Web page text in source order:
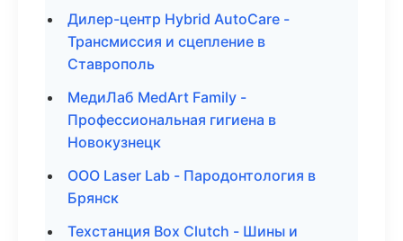
Дилер-центр Hybrid AutoCare -
Трансмиссия и сцепление в
Ставрополь
МедиЛаб MedArt Family -
Профессиональная гигиена в
Новокузнецк
ООО Laser Lab - Пародонтология в
Брянск
Техстанция Box Clutch - Шины и